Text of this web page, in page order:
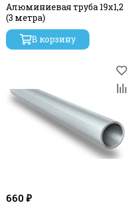
Алюминиевая труба 19x1,2
(3 метра)
В корзину
660 ₽